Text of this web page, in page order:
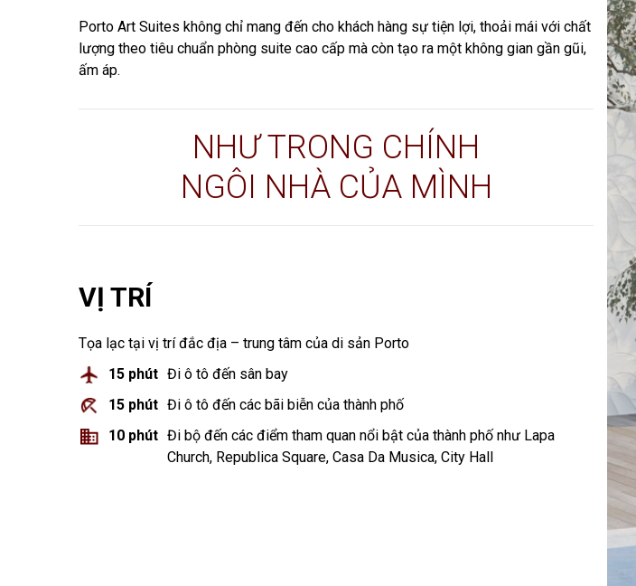
Porto Art Suites không chỉ mang đến cho khách hàng sự tiện lợi, thoải mái với chất
lượng theo tiêu chuẩn phòng suite cao cấp mà còn tạo ra một không gian gần gũi,
ấm áp.
NHƯ TRONG CHÍNH
NGÔI NHÀ CỦA MÌNH
VỊ TRÍ
Tọa lạc tại vị trí đắc địa – trung tâm của di sản Porto
15 phút Đi ô tô đến sân bay
15 phút Đi ô tô đến các bãi biễn của thành phố
10 phút Đi bộ đến các điểm tham quan nổi bật của thành phố như Lapa
Church, Republica Square, Casa Da Musica, City Hall